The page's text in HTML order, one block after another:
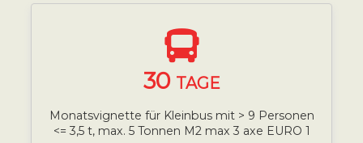
30 TAGE
Monatsvignette für Kleinbus mit > 9 Personen
<= 3,5 t, max. 5 Tonnen M2 max 3 axe EURO 1